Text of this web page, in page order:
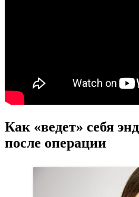
Как «ведет» себя
после операции